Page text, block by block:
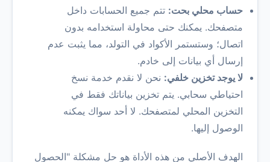
حساب محلي بحت: تتم جميع الحسابات داخل
متصفحك. يمكنك حتى محاولة استخدامه بدون
اتصال؛ وستستمر الأكواد في التولد، مما يثبت عدم
إرسال أي بيانات إلى خادم.
لا يوجد تخزين خلفي: نحن لا نقدم خدمة نسخ
احتياطي سحابي. يتم تخزين بياناتك فقط في
التخزين المحلي لمتصفحك. لا أحد سواك يمكنه
الوصول إليها.
الهدف الأصلي من هذه الأداة هو حل مشكلة "الحصول